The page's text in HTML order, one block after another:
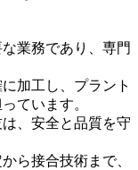
業務であり、専門
加工し、プラント
ています。
、安全と品質を守
ら接合技術まで、